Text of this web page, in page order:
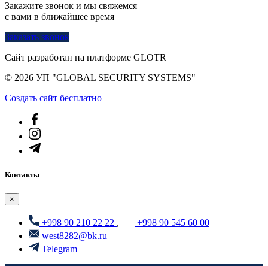
Закажите звонок и мы свяжемся
с вами в ближайшее время
Заказать звонок
Сайт разработан на платформе GLOTR
© 2026 УП "GLOBAL SECURITY SYSTEMS"
Создать cайт бесплатно
Контакты
×
+998 90 210 22 22 ,
+998 90 545 60 00
west8282@bk.ru
Telegram